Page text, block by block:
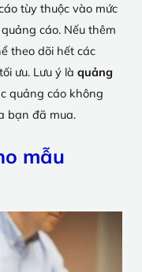
tùy thuộc vào mức
cáo. Nếu thêm
theo dõi hết các
ưu. Lưu ý là quảng
quảng cáo không
bạn đã mua.
mẫu